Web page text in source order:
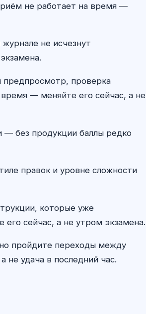
не работает на время —
не исчезнут
предпросмотр, проверка
— меняйте его сейчас, а не
— без продукции баллы редко
правок и уровне сложности
которые уже
сейчас, а не утром экзамена.
пройдите переходы между
не удача в последний час.